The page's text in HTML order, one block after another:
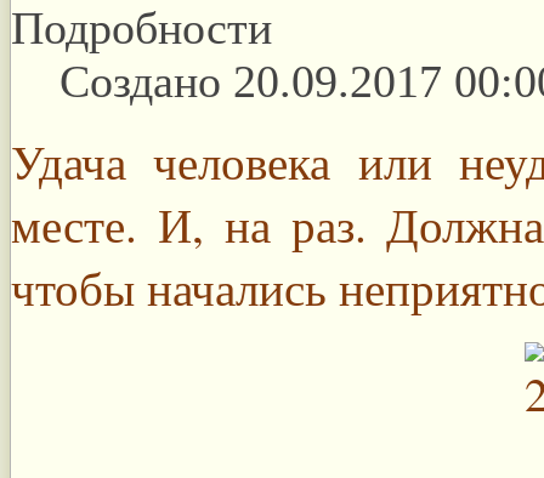
Подробности
Создано 20.09.2017
Удача человека или
месте. И, на раз.
чтобы начались